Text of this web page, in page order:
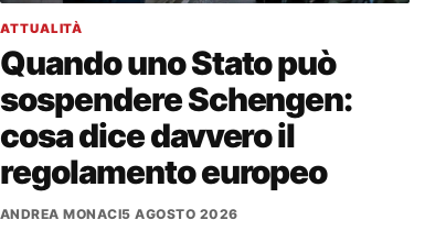
ATTUALITÀ
Quando uno Stato può
sospendere Schengen:
cosa dice davvero il
regolamento europeo
ANDREA MONACI5 AGOSTO 2026